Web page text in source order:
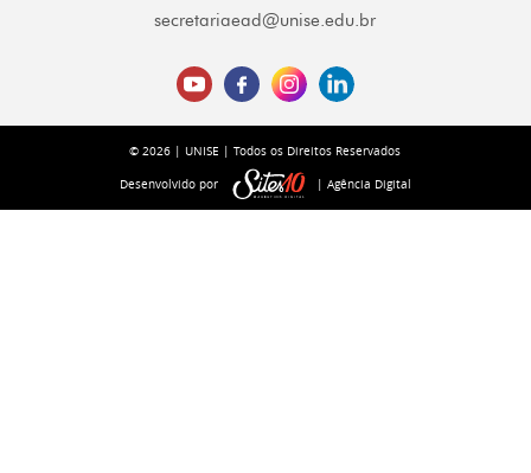
secretariaead@unise.edu.br
© 2026 | UNISE | Todos os Direitos Reservados
Desenvolvido por | Agência Digital